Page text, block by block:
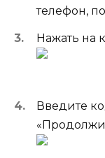
телефон,
Нажать на
Введите